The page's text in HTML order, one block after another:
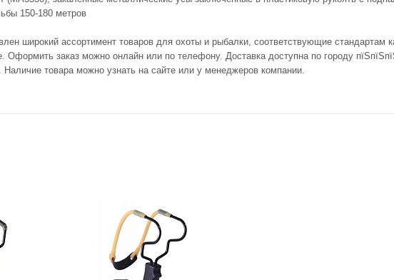
150-180 метров
широкий ассортимент товаров для охоты и рыбалки, соответствующие стандартам
Оформить заказ можно онлайн или по телефону. Доставка доступна по городу
товара можно узнать на сайте или у менеджеров компании.